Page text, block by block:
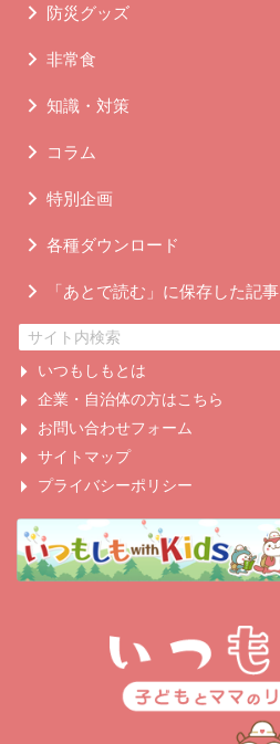
防災グッズ
非常食
知識・対策
コラム
特別企画
各種ダウンロード
「あとで読む」に保存した記事
いつもしもとは
企業・自治体の方はこちら
お問い合わせフォーム
サイトマップ
プライバシーポリシー